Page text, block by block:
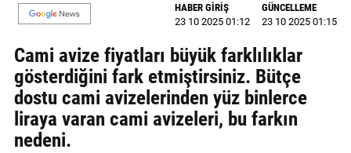
SAĞLIK
SİYASET
EĞİTİM
GALERİ
HABER GİRİŞ
23 10 2025 01:12
GÜNCELLEME
23 10 2025 01:15
Cami avize fiyatları büyük farklılıklar
gösterdiğini fark etmiştirsiniz. Bütçe
dostu cami avizelerinden yüz binlerce
liraya varan cami avizeleri, bu farkın
nedeni.